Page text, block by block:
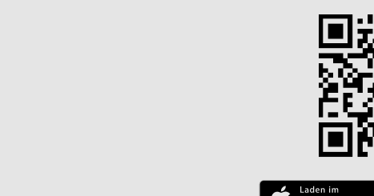
Geräte anhand von aktiv angeforderten Informationen identifizieren